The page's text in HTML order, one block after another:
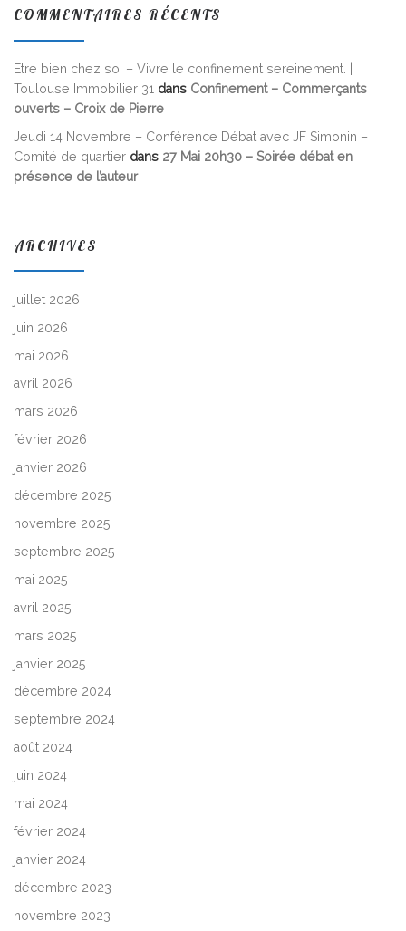
COMMENTAIRES RÉCENTS
Etre bien chez soi – Vivre le confinement sereinement. |
Toulouse Immobilier 31 dans Confinement – Commerçants
ouverts – Croix de Pierre
Jeudi 14 Novembre – Conférence Débat avec JF Simonin –
Comité de quartier dans 27 Mai 20h30 – Soirée débat en
présence de l’auteur
ARCHIVES
juillet 2026
juin 2026
mai 2026
avril 2026
mars 2026
février 2026
janvier 2026
décembre 2025
novembre 2025
septembre 2025
mai 2025
avril 2025
mars 2025
janvier 2025
décembre 2024
septembre 2024
août 2024
juin 2024
mai 2024
février 2024
janvier 2024
décembre 2023
novembre 2023